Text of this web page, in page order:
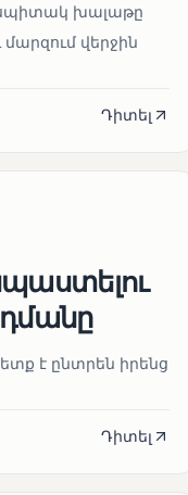
սպիտակ խալաթը
վերջին
Դիտել
է ընտրեն իրենց
Դիտել